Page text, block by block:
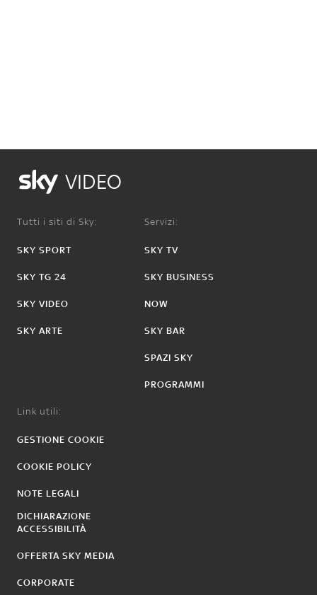
VIDEO
Tutti i siti di Sky:
SKY SPORT
SKY TG 24
SKY VIDEO
SKY ARTE
Servizi:
SKY TV
SKY BUSINESS
NOW
SKY BAR
SPAZI SKY
PROGRAMMI
Link utili:
GESTIONE COOKIE
COOKIE POLICY
NOTE LEGALI
DICHIARAZIONE
ACCESSIBILITÀ
OFFERTA SKY MEDIA
CORPORATE